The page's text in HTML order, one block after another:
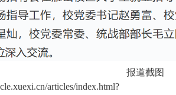
报道截图
articles/index.html?